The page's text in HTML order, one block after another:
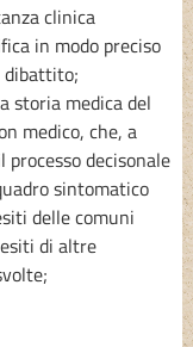
clinica
in modo preciso
dibattito;
storia medica del
medico, che, a
decisonale
sintomatico
delle comuni
di altre